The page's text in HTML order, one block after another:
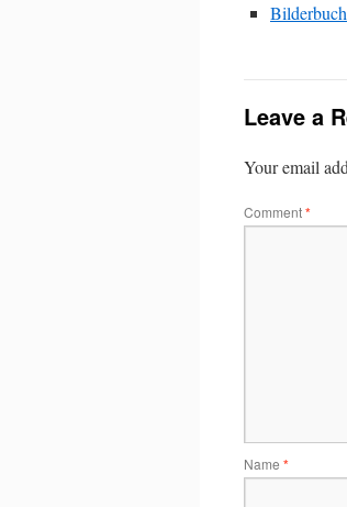
Bilderbuch
Leave a
Your email
Comment*
Name *